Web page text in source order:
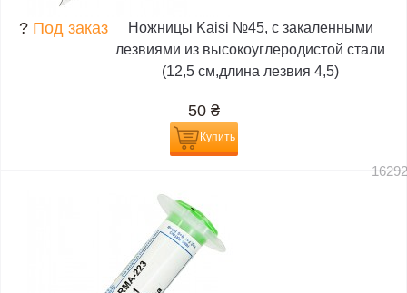
? Под заказ
Ножницы Kaisi №45, с закаленными
лезвиями из высокоуглеродистой стали
(12,5 см,длина лезвия 4,5)
50 ₴
Купить